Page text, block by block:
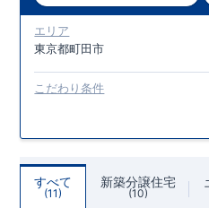
エリア
東京都町田市
こだわり条件
すべて
11
新築分譲住宅
10